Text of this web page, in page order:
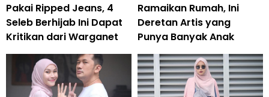
Pakai Ripped Jeans, 4
Seleb Berhijab Ini Dapat
Kritikan dari Warganet
Ramaikan Rumah, Ini
Deretan Artis yang
Punya Banyak Anak